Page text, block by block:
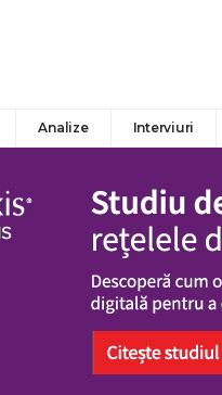
Analize Interviuri